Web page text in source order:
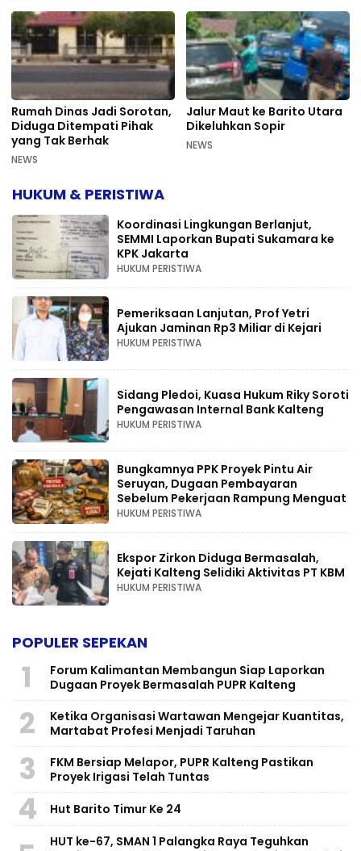
Rumah Dinas Jadi Sorotan,
Diduga Ditempati Pihak
yang Tak Berhak
NEWS
Jalur Maut ke Barito Utara
Dikeluhkan Sopir
NEWS
HUKUM & PERISTIWA
Koordinasi Lingkungan Berlanjut,
SEMMI Laporkan Bupati Sukamara ke
KPK Jakarta
HUKUM PERISTIWA
Pemeriksaan Lanjutan, Prof Yetri
Ajukan Jaminan Rp3 Miliar di Kejari
HUKUM PERISTIWA
Sidang Pledoi, Kuasa Hukum Riky Soroti
Pengawasan Internal Bank Kalteng
HUKUM PERISTIWA
Bungkamnya PPK Proyek Pintu Air
Seruyan, Dugaan Pembayaran
Sebelum Pekerjaan Rampung Menguat
HUKUM PERISTIWA
Ekspor Zirkon Diduga Bermasalah,
Kejati Kalteng Selidiki Aktivitas PT KBM
HUKUM PERISTIWA
POPULER SEPEKAN
1
Forum Kalimantan Membangun Siap Laporkan
Dugaan Proyek Bermasalah PUPR Kalteng
2
Ketika Organisasi Wartawan Mengejar Kuantitas,
Martabat Profesi Menjadi Taruhan
3
FKM Bersiap Melapor, PUPR Kalteng Pastikan
Proyek Irigasi Telah Tuntas
4 Hut Barito Timur Ke 24
HUT ke-67, SMAN 1 Palangka Raya Teguhkan